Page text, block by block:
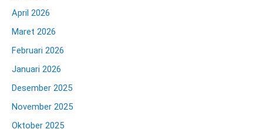
April 2026
Maret 2026
Februari 2026
Januari 2026
Desember 2025
November 2025
Oktober 2025